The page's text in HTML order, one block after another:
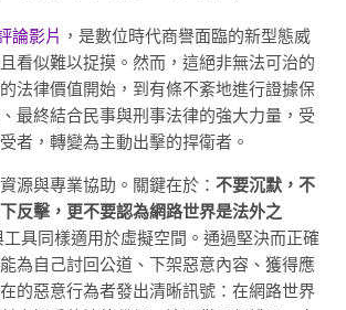
論影片 ，是數位時代商譽面臨的新型態威
看似難以捉摸。然而，這絕非無法可治的
法律價值開始，到有條不紊地進行證據保
最終結合民事與刑事法律的強大力量，受
者，轉變為主動出擊的捍衛者。
源與專業協助。關鍵在於： 不要沉默，不
反擊，更不要認為網路世界是法外之
具同樣適用於虛擬空間。通過堅決而正確
為自己討回公道、下架惡意內容、獲得應
的惡意行為者發出清晰訊號：在網路世界